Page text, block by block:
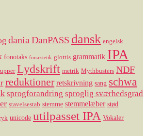
dania DanPASS dansk engelsk
fonotaks fonæstetik glottis grammatik IPA
Lydskrift metrik Mythbusters NDF
reduktioner retskrivning sang schwa
sprogforandring sproglig sværhedsgrad
stavelsestab stemme stemmelæber stød
unicode utilpasset IPA Vokaler